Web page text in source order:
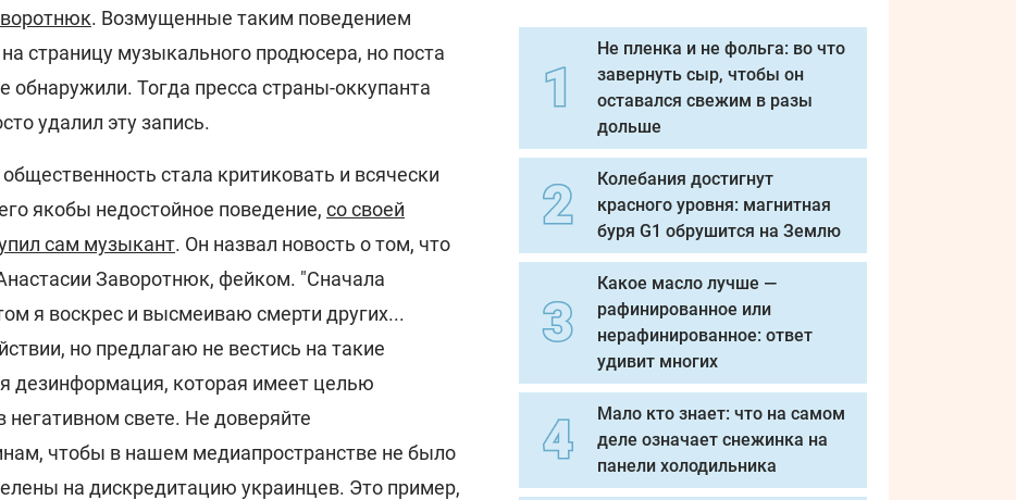
. Возмущенные таким поведением
страницу музыкального продюсера, но поста
обнаружили. Тогда пресса страны-оккупанта
удалил эту запись.
стала критиковать и всячески
якобы недостойное поведение, со своей
сам музыкант. Он назвал новость о том, что
Заворотнюк, фейком. "Сначала
я воскрес и высмеиваю смерти других...
но предлагаю не вестись на такие
дезинформация, которая имеет целью
негативном свете. Не доверяйте
чтобы в нашем медиапространстве не было
на дискредитацию украинцев. Это пример,
Не пленка и не фольга: во что
завернуть сыр, чтобы он
оставался свежим в разы
дольше
Колебания достигнут
красного уровня: магнитная
буря G1 обрушится на Землю
Какое масло лучше —
рафинированное или
нерафинированное: ответ
удивит многих
Мало кто знает: что на самом
деле означает снежинка на
панели холодильника